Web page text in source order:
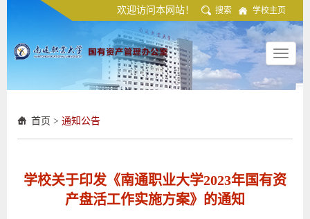
欢迎访问本网站！ 搜索 学校主页
Toggle
首页 > 通知公告
学校关于印发《南通职业大学2023年国有资
产盘活工作实施方案》的通知